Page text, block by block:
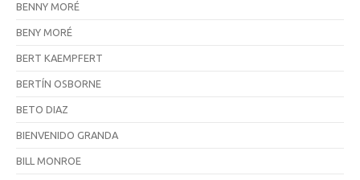
BENNY MORÉ
BENY MORÉ
BERT KAEMPFERT
BERTÍN OSBORNE
BETO DIAZ
BIENVENIDO GRANDA
BILL MONROE